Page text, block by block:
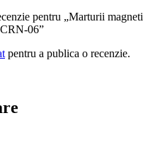
pentru „Marturii magneti
06”
pentru a publica o recenzie.